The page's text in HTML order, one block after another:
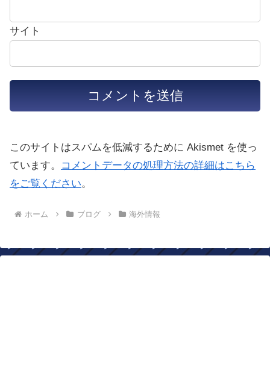
サイト
このサイトはスパムを低減するために Akismet を使っ
ています。
コメントデータの処理方法の詳細はこちら
をご覧ください。
ホーム ブログ 海外情報